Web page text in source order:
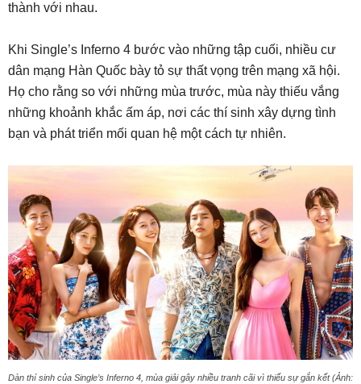
thành với nhau.
Khi Single’s Inferno 4 bước vào những tập cuối, nhiều cư
dân mạng Hàn Quốc bày tỏ sự thất vọng trên mạng xã hội.
Họ cho rằng so với những mùa trước, mùa này thiếu vắng
những khoảnh khắc ấm áp, nơi các thí sinh xây dựng tình
bạn và phát triển mối quan hệ một cách tự nhiên.
Dàn thí sinh của Single’s Inferno 4, mùa giải gây nhiều tranh cãi vì thiếu sự gắn kết (Ảnh: